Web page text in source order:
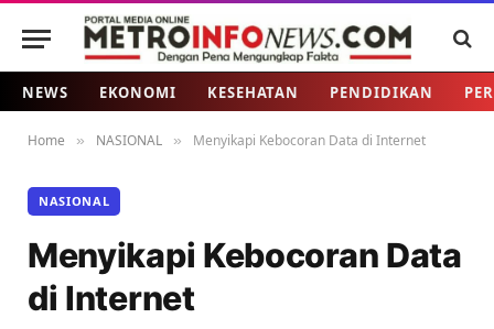
NEWS EKONOMI KESEHATAN PENDIDIKAN
Home » NASIONAL » Menyikapi Kebocoran Data di Internet
NASIONAL
Menyikapi Kebocoran Data
di Internet